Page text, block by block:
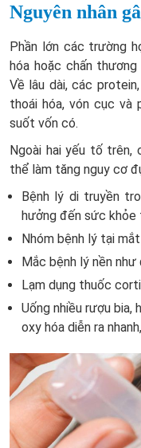
Nguyên nhân
Phần lớn các trường
hóa hoặc chấn
Về lâu dài, các
thoái hóa, vón cục và
suốt vốn có.
Ngoài hai yếu tố trên,
thể làm tăng nguy cơ
Bệnh lý di truyền
hưởng đến sức khỏe
Nhóm bệnh lý tại
Mắc bệnh lý nền
Lạm dụng thuốc
Uống nhiều rượu
oxy hóa diễn ra